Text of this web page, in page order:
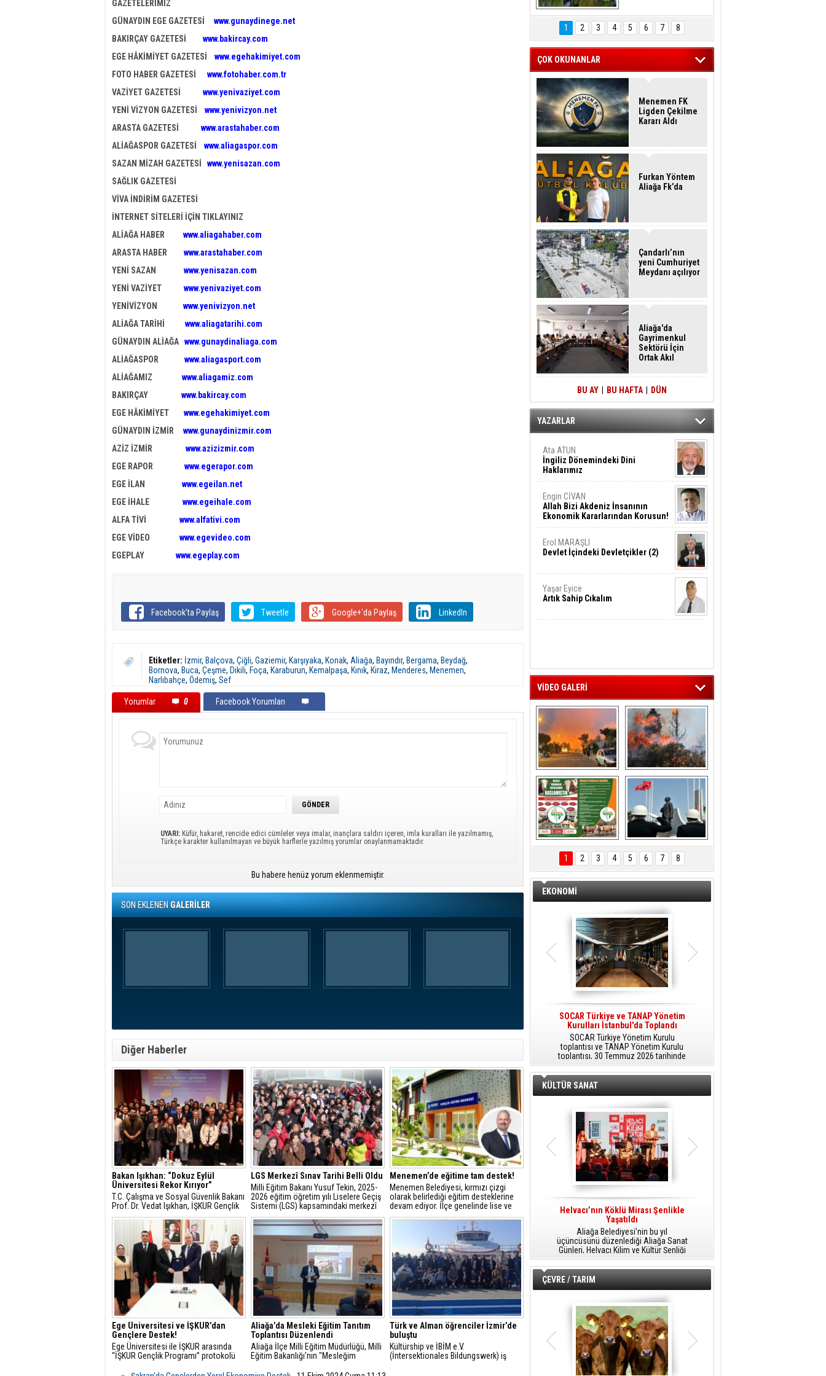
GAZETELERİMİZ
GÜNAYDIN EGE GAZETESİ
www.gunaydinege.net
BAKIRÇAY GAZETESİ www.bakircay.com
EGE HÂKİMİYET GAZETESİ
www.egehakimiyet.com
FOTO HABER GAZETESİ
www.fotohaber.com.tr
VAZİYET GAZETESİ www.yenivaziyet.com
YENİ VİZYON GAZETESİ
www.yenivizyon.net
ARASTA GAZETESİ www.arastahaber.com
ALİAĞASPOR GAZETESİ
www.aliagaspor.com
SAZAN MİZAH GAZETESİ
www.yenisazan.com
SAĞLIK GAZETESİ
VİVA İNDİRİM GAZETESİ
İNTERNET SİTELERİ İÇİN TIKLAYINIZ
ALİAĞA HABER www.aliagahaber.com
ARASTA HABER www.arastahaber.com
YENİ SAZAN www.yenisazan.com
YENİ VAZİYET www.yenivaziyet.com
YENİVİZYON www.yenivizyon.net
ALİAĞA TARİHİ www.aliagatarihi.com
GÜNAYDIN ALİAĞA www.gunaydinaliaga.com
ALİAĞASPOR www.aliagasport.com
ALİAĞAMIZ www.aliagamiz.com
BAKIRÇAY www.bakircay.com
EGE HÂKİMİYET www.egehakimiyet.com
GÜNAYDIN İZMİR www.gunaydinizmir.com
AZİZ İZMİR www.azizizmir.com
EGE RAPOR www.egerapor.com
EGE İLAN www.egeilan.net
EGE İHALE www.egeihale.com
ALFA TİVİ www.alfativi.com
EGE VİDEO www.egevideo.com
EGEPLAY www.egeplay.com
Facebook'ta Paylaş Tweetle Google+'da Paylaş LinkedIn
Etiketler: İzmir, Balçova, Çiğli, Gaziemir, Karşıyaka, Konak, Aliağa, Bayındır, Bergama, Beydağ,
Bornova, Buca, Çeşme, Dikili, Foça, Karaburun, Kemalpaşa, Kınık, Kiraz, Menderes, Menemen,
Narlıbahçe, Ödemiş, Sef
Yorumlar 0 Facebook Yorumları
UYARI: Küfür, hakaret, rencide edici cümleler veya imalar, inançlara saldırı içeren, imla kuralları ile yazılmamış,
Türkçe karakter kullanılmayan ve büyük harflerle yazılmış yorumlar onaylanmamaktadır.
Bu habere henüz yorum eklenmemiştir.
SON EKLENENGALERİLER
Diğer Haberler
Bakan Işıkhan: “Dokuz Eylül
Üniversitesi Rekor Kırıyor”
T.C. Çalışma ve Sosyal Güvenlik Bakanı
Prof. Dr. Vedat Işıkhan, İŞKUR Gençlik
Programı kapsamında Dokuz Eylül
Üniversitesi öğrencileriyle buluşarak
genç istihdamına ilişkin
değerlendirmelerde bulundu ve
öğrencilerin sorularını yanıtladı.
LGS Merkezî Sınav Tarihi Belli Oldu
Milli Eğitim Bakanı Yusuf Tekin, 2025-
2026 eğitim öğretim yılı Liselere Geçiş
Sistemi (LGS) kapsamındaki merkezî
sınav tarihini açıkladı.
Menemen’de eğitime tam destek!
Menemen Belediyesi, kırmızı çizgi
olarak belirlediği eğitim desteklerine
devam ediyor. İlçe genelinde lise ve
üniversite sınavlarına girecek olan 8 ve
12. sınıflara tam 10 bin adet dijital
eğitim paketi dağıtıldı.
Ege Üniversitesi ve İŞKUR’dan
Gençlere Destek!
Ege Üniversitesi ile İŞKUR arasında
“İŞKUR Gençlik Programı” protokolü
Aliağa’da Mesleki Eğitim Tanıtım
Toplantısı Düzenlendi
Aliağa İlçe Milli Eğitim Müdürlüğü, Milli
Eğitim Bakanlığı'nın "Mesleğim
Türk ve Alman öğrenciler İzmir’de
buluştu
Kültürship ve İBİM e.V.
(İntersektionales Bildungswerk) iş
Hasan Eser'in
Objektifinden
1 2 3 4 5 6 7 8
ÇOK OKUNANLAR
Menemen FK
Ligden Çekilme
Kararı Aldı
Furkan Yöntem
Aliağa Fk’da
Çandarlı’nın
yeni Cumhuriyet
Meydanı açılıyor
Aliağa'da
Gayrimenkul
Sektörü İçin
Ortak Akıl
BU AY BU HAFTA DÜN
YAZARLAR
Ata ATUN
İngiliz Dönemindeki Dini
Haklarımız
Engin CİVAN
Allah Bizi Akdeniz İnsanının
Ekonomik Kararlarından Korusun!
Erol MARAŞLI
Devlet İçindeki Devletçikler (2)
Yaşar Eyice
Artık Sahip Cıkalım
VİDEO GALERİ
Aliağa ‘da  otluk
alanda çıkan
yangın evlere
sıçramadan
söndürüldü
Aliağa'nın Ciğerleri
ÖNAL TARIM
TANITIM FİLMİ
Aliağa'da Polis
Haftası Kutlandı
1 2 3 4 5 6 7 8
EKONOMİ
SOCAR Türkiye ve TANAP Yönetim
Kurulları İstanbul'da Toplandı
SOCAR Türkiye Yönetim Kurulu
toplantısı ve TANAP Yönetim Kurulu
toplantısı, 30 Temmuz 2026 tarihinde
İstanbul’da gerçekleştirildi.
hidrojen teknolojileri alanında yenilikçi
projelere öncülük ediyor.
KÜLTÜR SANAT
Helvacı’nın Köklü Mirası Şenlikle
Yaşatıldı
Aliağa Belediyesi’nin bu yıl
üçüncüsünü düzenlediği Aliağa Sanat
Günleri, Helvacı Kilim ve Kültür Şenliği
ile Helvacı’da renkli bir güne sahne
oldu.
birbirinden renkli etkinliklerle devam
ÇEVRE / TARIM